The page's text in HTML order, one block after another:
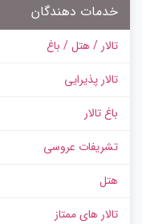
خدمات دهندگان
تالار / هتل / باغ
تالار پذیرایی
باغ تالار
تشریفات عروسی
هتل
تالار های ممتاز